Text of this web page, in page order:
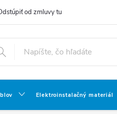
od zmluvy tu
Elektroinstalačný materiál